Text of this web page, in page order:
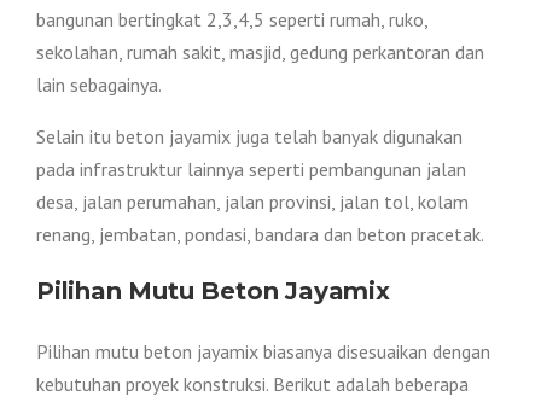
bangunan bertingkat 2,3,4,5 seperti rumah, ruko,
sekolahan, rumah sakit, masjid, gedung perkantoran dan
lain sebagainya.
Selain itu beton jayamix juga telah banyak digunakan
pada infrastruktur lainnya seperti pembangunan jalan
desa, jalan perumahan, jalan provinsi, jalan tol, kolam
renang, jembatan, pondasi, bandara dan beton pracetak.
Pilihan Mutu Beton Jayamix
Pilihan mutu beton jayamix biasanya disesuaikan dengan
kebutuhan proyek konstruksi. Berikut adalah beberapa